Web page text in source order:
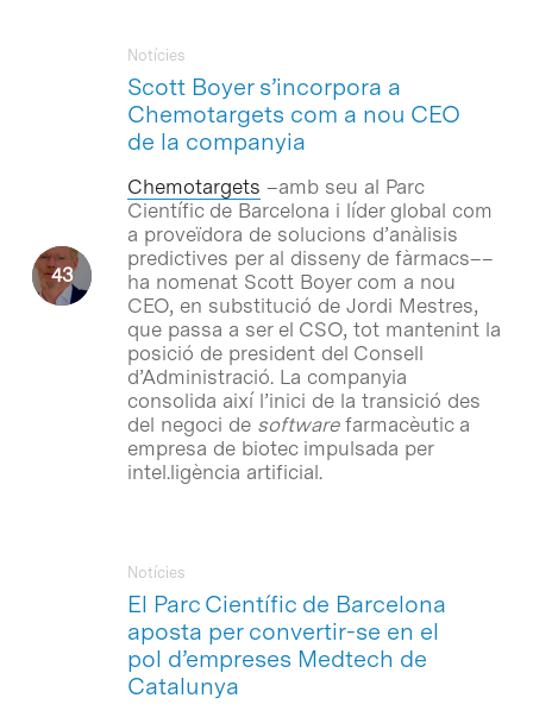
Scott Boyer s’incorpora a
Chemotargets com a nou CEO
de la companyia
Notícies
Chemotargets –amb seu al Parc
Científic de Barcelona i líder global com
a proveïdora de solucions d’anàlisis
predictives per al disseny de fàrmacs––
ha nomenat Scott Boyer com a nou
CEO, en substitució de Jordi Mestres,
que passa a ser el CSO, tot mantenint la
posició de president del Consell
d’Administració. La companyia
consolida així l’inici de la transició des
del negoci desoftwarefarmacèutic a
empresa de biotec impulsada per
intel.ligència artificial.
El Parc Científic de Barcelona
aposta per convertir-se en el
pol d’empreses Medtech de
Catalunya
Notícies